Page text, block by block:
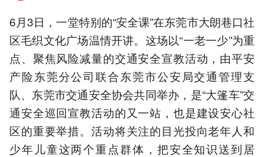
6月3日，一堂特别的“安全课”在东莞市大朗巷口社
区毛织文化广场温情开讲。这场以“一老一少”为重
点、聚焦风险减量的交通安全宣教活动，由平安
产险东莞分公司联合东莞市公安局交通管理支
队、东莞市交通安全协会共同举办，是“大篷车”交
通安全巡回宣教活动的又一站，也是建设安心社
区的重要举措。活动将关注的目光投向老年人和
少年儿童这两个重点群体，把安全知识送到居